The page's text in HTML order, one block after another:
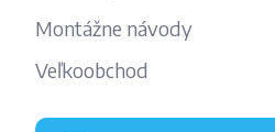
Montážne návody
Veľkoobchod